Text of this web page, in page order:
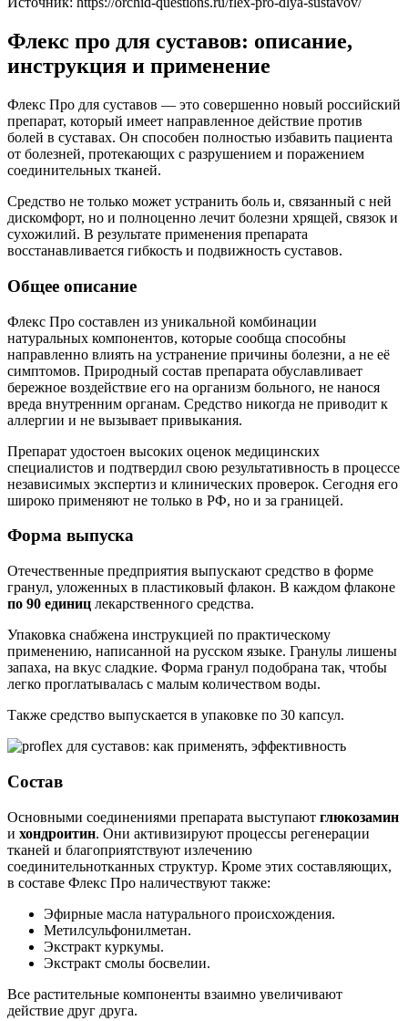
Флекс про для суставов: описание,
инструкция и применение
Флекс Про для суставов — это совершенно новый российский
препарат, который имеет направленное действие против
болей в суставах. Он способен полностью избавить пациента
от болезней, протекающих с разрушением и поражением
соединительных тканей.
Средство не только может устранить боль и, связанный с ней
дискомфорт, но и полноценно лечит болезни хрящей, связок и
сухожилий. В результате применения препарата
восстанавливается гибкость и подвижность суставов.
Общее описание
Флекс Про составлен из уникальной комбинации
натуральных компонентов, которые сообща способны
направленно влиять на устранение причины болезни, а не её
симптомов. Природный состав препарата обуславливает
бережное воздействие его на организм больного, не нанося
вреда внутренним органам. Средство никогда не приводит к
аллергии и не вызывает привыкания.
Препарат удостоен высоких оценок медицинских
специалистов и подтвердил свою результативность в процессе
независимых экспертиз и клинических проверок. Сегодня его
широко применяют не только в РФ, но и за границей.
Форма выпуска
Отечественные предприятия выпускают средство в форме
гранул, уложенных в пластиковый флакон. В каждом флаконе
по 90 единиц лекарственного средства.
Упаковка снабжена инструкцией по практическому
применению, написанной на русском языке. Гранулы лишены
запаха, на вкус сладкие. Форма гранул подобрана так, чтобы
легко проглатывалась с малым количеством воды.
Также средство выпускается в упаковке по 30 капсул.
Состав
Основными соединениями препарата выступают глюкозамин
и хондроитин. Они активизируют процессы регенерации
тканей и благоприятствуют излечению
соединительнотканных структур. Кроме этих составляющих,
в составе Флекс Про наличествуют также:
Эфирные масла натурального происхождения.
Метилсульфонилметан.
Экстракт куркумы.
Экстракт смолы босвелии.
Все растительные компоненты взаимно увеличивают
действие друг друга.